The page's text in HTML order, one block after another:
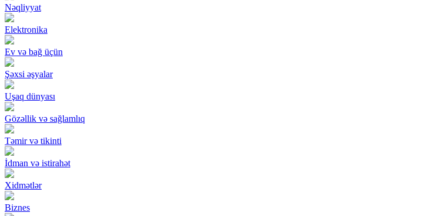
Nəqliyyat
Elektronika
Ev və bağ üçün
Şəxsi əşyalar
Uşaq dünyası
Gözəllik və sağlamlıq
Təmir və tikinti
İdman və istirahət
Xidmətlər
Biznes